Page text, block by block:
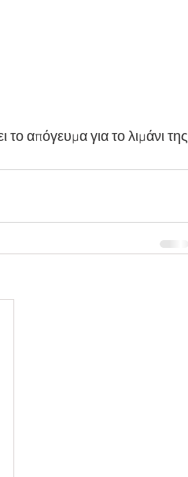
το απόγευμα για το λιμάνι της